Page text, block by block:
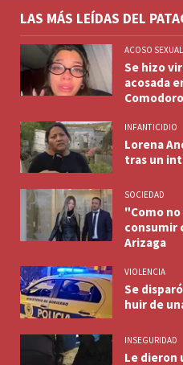
LAS MÁS LEÍDAS DEL
ACOSO SEXUAL
Se hizo
acosada
Comodoro
INFANTICIDIO
Lorena
tras un
SOCIEDAD
"Como
consumir
Arizaga
VIOLENCIA
Se
huir de
INSEGURIDAD
Le dieron